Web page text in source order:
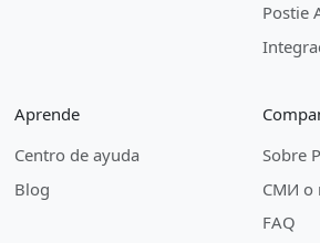
Postie
Aprende
Centro de ayuda
Blog
Sobre
СМИ о
FAQ